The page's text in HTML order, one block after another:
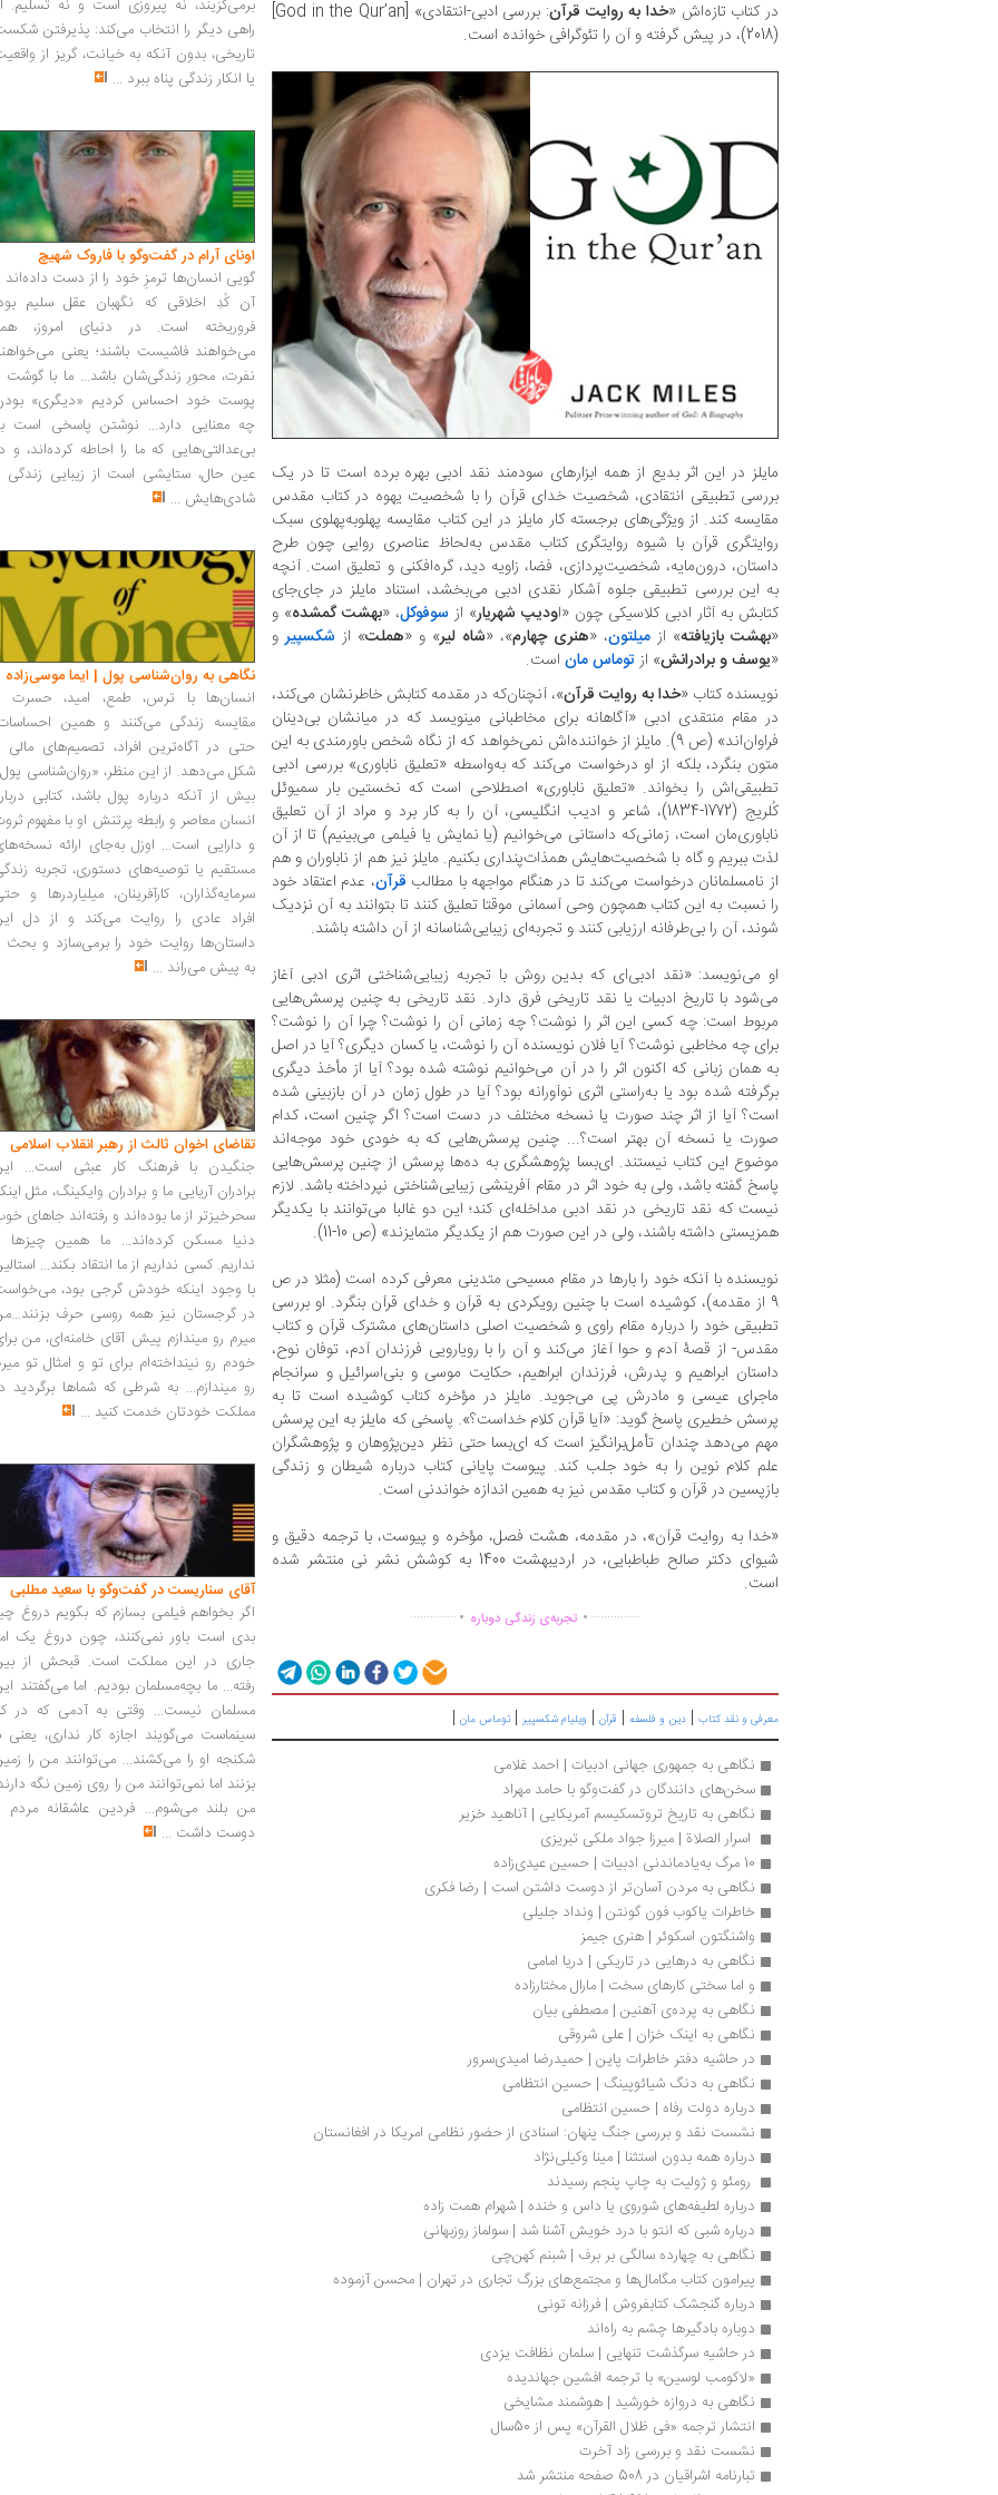
در کتاب تازه‌‏اش «خدا به روایت قرآن
: بررسی ادبی-انتقادی» [God in the Qurʼan]
(2018)، در پیش گرفته و آن را تئوگرافی خوانده است.
مایلز در این اثر بدیع از همه ابزارهای سودمند نقد ادبی بهره برده است تا در یک
بررسی تطبیقی انتقادی، شخصیت خدای قرآن را با شخصیت یهوه در کتاب مقدس
مقایسه کند. از ویژگی‏‌های برجسته کار مایلز در این کتاب مقایسه پهلوبه‌‏پهلوی سبک
روایتگری قرآن با شیوه روایتگری کتاب مقدس به‌لحاظ عناصری روایی چون طرح
داستان، درون‌‏مایه، شخصیت‏‌پردازی، فضا، زاویه دید، گره‏‌افکنی و تعلیق است. آنچه
به این بررسی تطبیقی جلوه آشکار نقدی ادبی می‏‌بخشد، استناد مایلز در جای‏‌جای
کتابش به آثار ادبی کلاسیکی چون «اودیپ شهریار» از سوفوکل، «بهشت گم‏شده» و
«بهشت بازیافته» از میلتون، «هنری چهارم»، «شاه لیر» و «هملت» از شکسپیرو
«یوسف و برادرانش» ازتوماس مان است.
نویسنده کتاب «خدا به روایت قرآن»، آن‏چنان‌‏که در مقدمه کتابش خاطرنشان می‌‏کند،
در مقام منتقدی ادبی «آگاهانه برای مخاطبانی می‏نویسد که در میان‏شان بی‌‏دینان
فراوان‌اند» (ص 9). مایلز از خواننده‌‏اش نمی‌‏خواهد که از نگاه شخص باورمندی به این
متون بنگرد، بلکه از او درخواست می‏‌کند که به‌واسطه «تعلیق ناباوری» بررسی ادبی
تطبیقی‏‌اش را بخواند. «تعلیق ناباوری» اصطلاحی است که نخستین بار سمیوئل
کُلریج (1772-1834)، شاعر و ادیب انگلیسی، آن را به کار برد و مراد از آن تعلیق
ناباوری‏‌مان است، زمانی‌‏که داستانی می‏‌خوانیم (یا نمایش یا فیلمی می‏‌بینیم) تا از آن
لذت ببریم و گاه با شخصیت‌‏هایش همذات‏‌پنداری بکنیم. مایلز نیز هم از ناباوران و هم
از نامسلمانان درخواست می‏‌کند تا در هنگام مواجهه با مطالب قرآن، عدم اعتقاد خود
را نسبت به این کتاب همچون وحی آسمانی موقتا تعلیق کنند تا بتوانند به آن نزدیک
شوند، آن را بی‏‌طرفانه ارزیابی کنند و تجربه‌‏ای زیبایی‌‏شناسانه از آن داشته باشند.
او می‌‏نویسد: «نقد ادبی‌‏ای که بدین روش با تجربه زیبایی‌‏شناختی اثری ادبی آغاز
می‏‌شود با تاریخ ادبیات یا نقد تاریخی فرق دارد. نقد تاریخی به چنین پرسش‌‏هایی
مربوط است: چه کسی این اثر را نوشت؟ چه زمانی آن را نوشت؟ چرا آن را نوشت؟
برای چه مخاطبی نوشت؟ آیا فلان نویسنده آن را نوشت، یا کسان دیگری؟ آیا در اصل
به همان زبانی که اکنون اثر را در آن می‏‌خوانیم نوشته شده بود؟ آیا از مأخذ دیگری
برگرفته شده بود یا به‌راستی اثری نوآورانه بود؟ آیا در طول زمان در آن بازبینی شده
است؟ آیا از اثر چند صورت یا نسخه مختلف در دست است؟ اگر چنین است، کدام
صورت یا نسخه آن بهتر است؟... چنین پرسش‌‏هایی که به خودی خود موجه‏‌اند
موضوع این کتاب نیستند. ای‌بسا پژوهشگری به ده‏‌ها پرسش از چنین پرسش‌‏هایی
پاسخ گفته باشد، ولی به خود اثر در مقام آفرینشی زیبایی‏‌شناختی نپرداخته باشد. لازم
نیست که نقد تاریخی در نقد ادبی مداخله‌‏ای کند؛ این دو غالبا می‏‌توانند با یکدیگر
همزیستی داشته باشند، ولی در این صورت هم از یکدیگر متمایزند» (ص 10-11).
نویسنده با آن‏که خود را بارها در مقام مسیحی متدینی معرفی کرده است (مثلا در ص
9 از مقدمه)، کوشیده است با چنین رویکردی به قرآن و خدای قرآن بنگرد. او بررسی
تطبیقی خود را درباره مقام راوی و شخصیت اصلی داستان‌‏های مشترک قرآن و کتاب
مقدس- از قصۀ آدم و حوا آغاز می‌‏کند و آن را با رویارویی فرزندان آدم، توفان نوح،
داستان ابراهیم و پدرش، فرزندان ابراهیم، حکایت موسی و بنی‏‌اسرائیل و سرانجام
ماجرای عیسی و مادرش پی می‏‌جوید. مایلز در مؤخره کتاب کوشیده است تا به
پرسش خطیری پاسخ گوید: «آیا قرآن کلام خداست؟». پاسخی که مایلز به این پرسش
مهم می‌‏دهد چندان تأمل‏‌برانگیز است که‌ ای‌بسا حتی نظر دین‏‌پژوهان و پژوهشگران
علم کلام نوین را به خود جلب کند. پیوست پایانی کتاب درباره شیطان و زندگی
بازپسین در قرآن و کتاب مقدس نیز به همین اندازه خواندنی است.
«خدا به روایت قرآن»، در مقدمه، هشت فصل، مؤخره و پیوست، با ترجمه دقیق و
شیوای دکتر صالح طباطبایی، در اردیبهشت 1400 به کوشش نشر نی منتشر شده
است.
...............
. تجربه‌ی زندگی دوباره .
..............
معرفی و نقد کتاب | دین و فلسفه | قرآن | ویلیام شکسپیر | توماس مان |
نگاهی به جمهوری جهانی ادبیات | احمد غلامی
سخن‌های دانندگان در گفت‌وگو با حامد مهراد
نگاهی به تاریخ تروتسکیسم آمریکایی | آناهید خزیر
اسرار الصلاة | میرزا جواد ملکی تبریزی
10 مرگ به‌یادماندنی ادبیات | حسین عیدی‌زاده
نگاهی به مردن آسان‌تر از دوست داشتن است | رضا فکری
خاطرات ياکوب فون گونتن | ونداد جلیلی
واشنگتون اسکوئر | هنری جیمز
نگاهی به درهایی در تاریکی | دریا امامی
و اما سختی کارهای سخت | مارال مختارزاده
نگاهی به پرده‌ی آهنین | مصطفی بیان
نگاهی به اینک خزان | علی شروقی
در حاشیه دفتر خاطرات پاین | حمیدرضا امیدی‌سرور
نگاهی به دنگ شیائوپینگ | حسین انتظامی
درباره دولت رفاه | حسین انتظامی
نشست نقد و بررسی جنگ پنهان: اسنادی از حضور نظامی امریکا در افغانستان
درباره همه بدون استثنا | مینا وکیلی‌نژاد
رومئو و ژولیت به چاپ پنجم رسیدند
درباره لطیفه‌‌‌‌‌‌های شوروی یا داس و خنده | شهرام همت زاده
درباره شبی که انتو با درد خویش آشنا شد | سولماز روزبهانی
نگاهی به چهارده سالگی بر برف | شبنم کهن‌چی
پیرامون کتاب مگامال‌ها و مجتمع‌های بزرگ تجاری در تهران | محسن آزموده
درباره گنجشک کتابفروش | فرزانه تونی
دوباره بادگیرها چشم به راه‌اند
در حاشیه سرگذشت تنهایی | سلمان نظافت یزدی
«لاکومب لوسین» با ترجمه‌ افشین جهاندیده
نگاهی به دروازه خورشید | هوشمند مشایخی
انتشار ترجمه «فی ظلال القرآن» پس از 50سال
نشست نقد و بررسی زاد آخرت
تبارنامه اشراقیان در 508 صفحه منتشر شد
برمی‌گزیند، نه پیروزی است و نه تسلیم.
راهی دیگر را انتخاب می‌کند: پذیرفتن
تاریخی، بدون آنکه به خیانت، گریز از
یا انکار زندگی پناه ببرد ...
اونای آرام در گفت‌وگو با فاروک شهیچ‭
گویی انسان‌ها ترمزِ خود را از دست داده‌اند
آن کُدِ اخلاقی که نگهبان عقل سلیم
فروریخته است. در دنیای امروز،
می‌خواهند فاشیست باشند؛ یعنی
نفرت، محورِ زندگی‌شان باشد... ما با گوشت
پوست خود احساس کردیم «دیگری»
چه معنایی دارد... نوشتن پاسخی است
بی‌عدالتی‌هایی که ما را احاطه کرده‌اند، و
عین حال، ستایشی است از زیبایی زندگی
شادی‌هایش ...
نگاهی به روان‌شناسی پول | ایما موسی‌زاده
انسان‌ها با ترس، طمع، امید، حسرت
مقایسه زندگی می‌کنند و همین
حتی در آگاه‌ترین افراد، تصمیم‌های مالی
شکل می‌دهد. از این منظر، «روان‌شناسی
بیش از آنکه درباره پول باشد، کتابی
انسان معاصر و رابطه پرتنش او با مفهوم
و دارایی است... اوزل به‌جای ارائه
مستقیم یا توصیه‌های دستوری، تجربه
سرمایه‌گذاران، کارآفرینان، میلیاردرها و
افراد عادی را روایت می‌کند و از دل
داستان‌ها روایت خود را برمی‌سازد و بحث
به پیش می‌راند ...
تقاضای اخوان ثالث از رهبر انقلاب اسلامی
جنگیدن با فرهنگ کار عبثی است...
برادران آریایی ما و برادران وایکینگ، مثل
سحرخیزتر از ما بوده‌اند و رفته‌اند جاهای
دنیا مسکن کرده‌اند... ما همین چیزها
نداریم. کسی نداریم از ما انتقاد بکند...
با وجود اینکه خودش گرجی بود،
در گرجستان نیز همه روسی حرف
میرم رو میندازم پیش آقای خامنه‌ای، من
خودم رو نینداخته‌ام برای تو و امثال تو
رو میندازم... به شرطی که شماها برگردید
مملکت خودتان خدمت کنید ...
آقای سناریست در گفت‌وگو با سعید مطلبی
اگر بخواهم فیلمی بسازم که بگویم دروغ
بدی است باور نمی‌کنند، چون دروغ یک
جاری در این مملکت است. قبحش از
رفته... ما بچه‌مسلمان بودیم. اما می‌گفتند
مسلمان نیست... وقتی به آدمی که در
سینماست می‌گویند اجازه کار نداری، یعنی
شکنجه او را می‌کشند... می‌توانند من را
بزنند اما نمی‌توانند من را روی زمین نگه
من بلند می‌شوم... فردین عاشقانه مردم
دوست داشت ...